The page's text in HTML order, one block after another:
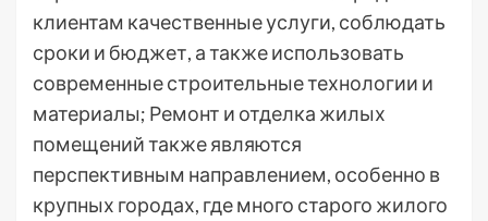
клиентам качественные услуги, соблюдать
сроки и бюджет, а также использовать
современные строительные технологии и
материалы; Ремонт и отделка жилых
помещений также являются
перспективным направлением, особенно в
крупных городах, где много старого жилого